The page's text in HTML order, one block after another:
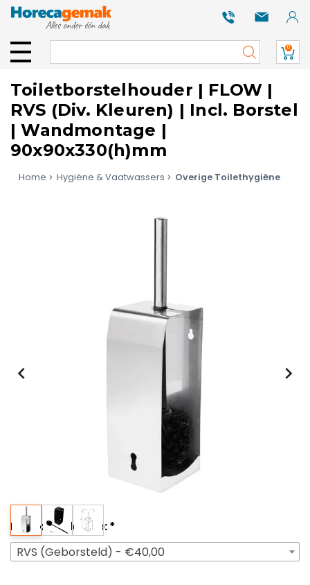
0
Toiletborstelhouder | FLOW |
RVS (Div. Kleuren) | Incl. Borstel
| Wandmontage |
90x90x330(h)mm
Home Hygiëne & Vaatwassers Overige Toilethygiëne
Maak een keuze:*
RVS (Geborsteld) - €40,00